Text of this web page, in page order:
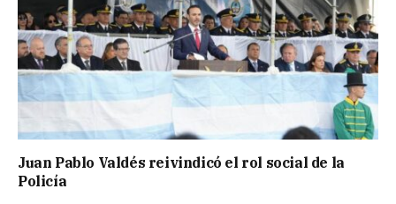
Juan Pablo Valdés reivindicó el rol social de la
Policía